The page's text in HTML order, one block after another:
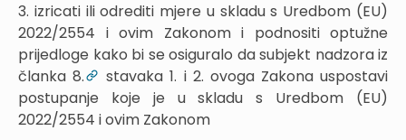
3. izricati ili odrediti mjere u skladu s Uredbom (EU)
2022/2554 i ovim Zakonom i podnositi optužne
prijedloge kako bi se osiguralo da subjekt nadzora iz
članka 8.
stavaka 1. i 2. ovoga Zakona uspostavi
postupanje koje je u skladu s Uredbom (EU)
2022/2554 i ovim Zakonom